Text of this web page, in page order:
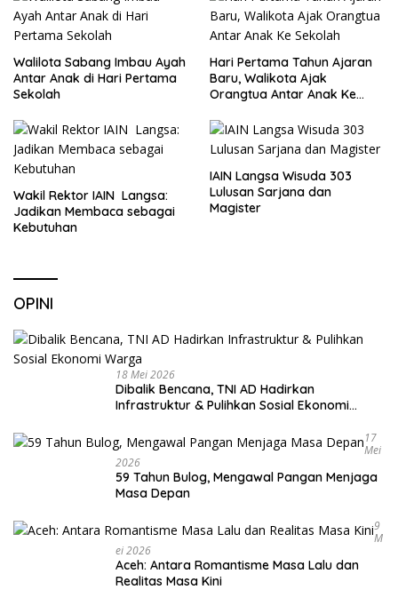
Walilota Sabang Imbau Ayah
Antar Anak di Hari Pertama
Sekolah
Hari Pertama Tahun Ajaran
Baru, Walikota Ajak
Orangtua Antar Anak Ke
Wakil Rektor IAIN Langsa:
Jadikan Membaca sebagai
Kebutuhan
IAIN Langsa Wisuda 303
Lulusan Sarjana dan
Magister
OPINI
18 Mei 2026
Dibalik Bencana, TNI AD Hadirkan
Infrastruktur & Pulihkan Sosial Ekonomi
17
Mei
2026
59 Tahun Bulog, Mengawal Pangan Menjaga
Masa Depan
9
M
Ei 2026
Aceh: Antara Romantisme Masa Lalu dan
Realitas Masa Kini